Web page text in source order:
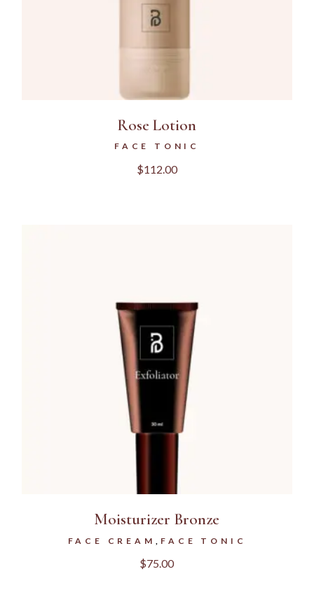
Rose Lotion
FACE TONIC
$112.00
Moisturizer Bronze
FACE CREAM FACE TONIC
$75.00